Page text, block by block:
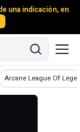
una indicación, en
Arcane League Of
Fondos de pantalla